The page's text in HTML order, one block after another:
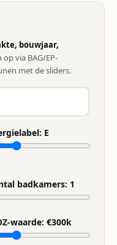
bouwjaar,
via BAG/EP-
met de sliders.
E
badkamers: 1
waarde: €300k